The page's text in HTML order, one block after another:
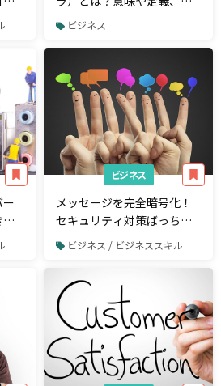
反事例や気を付けるべきポ
ビジネス
ー
ビジネス
メッセージを完全暗号化！
セキュリティ対策ばっちり
のチャットツール「Wire」
ビジネス / ビジネススキル